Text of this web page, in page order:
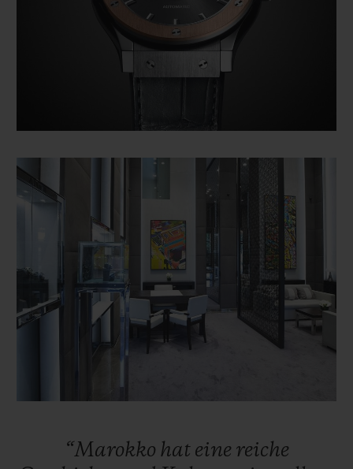
“Marokko hat eine reiche